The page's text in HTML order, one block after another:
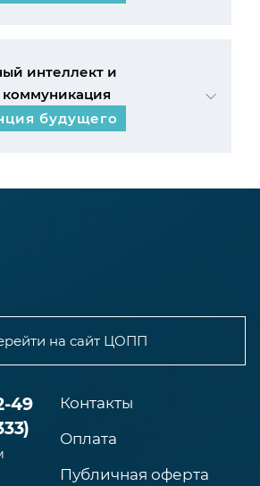
интеллект и
будущего
на сайт ЦОПП
49
Контакты
Оплата
Публичная оферта